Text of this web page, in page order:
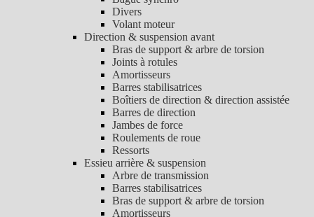
Divers
Volant moteur
Direction & suspension avant
Bras de support & arbre de torsion
Joints à rotules
Amortisseurs
Barres stabilisatrices
Boîtiers de direction & direction assistée
Barres de direction
Jambes de force
Roulements de roue
Ressorts
Essieu arrière & suspension
Arbre de transmission
Barres stabilisatrices
Bras de support & arbre de torsion
Amortisseurs